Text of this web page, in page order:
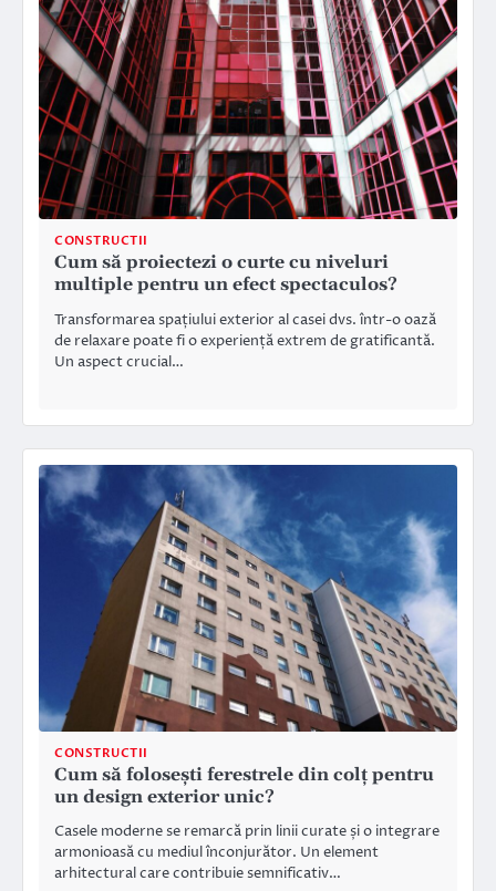
CONSTRUCTII
Cum să proiectezi o curte cu niveluri
multiple pentru un efect spectaculos?
Transformarea spațiului exterior al casei dvs. într-o oază
de relaxare poate fi o experiență extrem de gratificantă.
Un aspect crucial…
CONSTRUCTII
Cum să folosești ferestrele din colț pentru
un design exterior unic?
Casele moderne se remarcă prin linii curate și o integrare
armonioasă cu mediul înconjurător. Un element
arhitectural care contribuie semnificativ…